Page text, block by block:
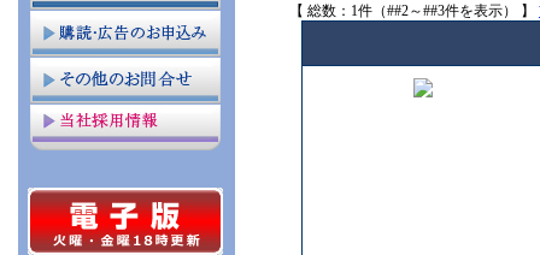
【 総数：1件（##2～##3件を表示） 】